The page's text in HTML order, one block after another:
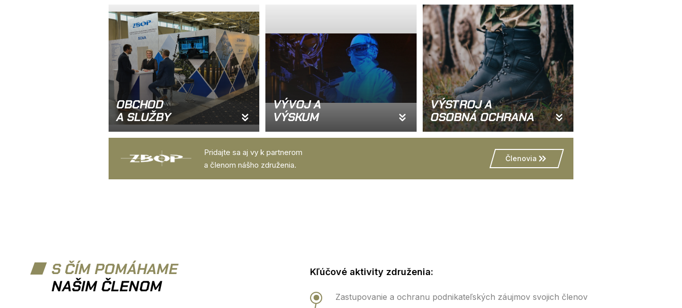
OBCHOD
A SLUŽBY
VÝVOJ A
VÝSKUM
VÝSTROJ A
OSOBNÁ OCHRANA
Pridajte sa aj vy k partnerom
a členom nášho združenia.
Členovia
S ČÍM POMÁHAME
NAŠIM ČLENOM
Kľúčové aktivity združenia:
Zastupovanie a ochranu podnikateľských záujmov svojich členov